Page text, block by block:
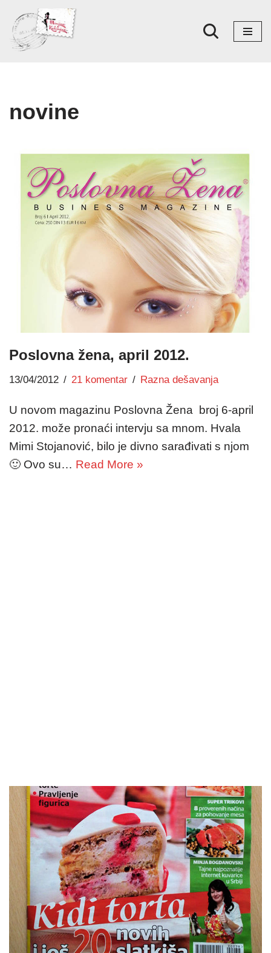
Skoči
na
novine
Poslovna žena, april 2012.
13/04/2012 21 komentar Razna dešavanja
U novom magazinu Poslovna Žena broj 6-april
2012. može pronaći intervju sa mnom. Hvala
Mimi Stojanović, bilo je divno sarađivati s njom
🙂 Ovo su… Read More »